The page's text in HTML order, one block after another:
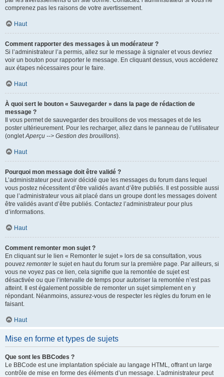
comprenez pas les raisons de votre avertissement.
Haut
Comment rapporter des messages à un modérateur ?
Si l’administrateur l’a permis, allez sur le message à signaler et vous devriez
voir un bouton pour rapporter le message. En cliquant dessus, vous accéderez
aux étapes nécessaires pour le faire.
Haut
À quoi sert le bouton « Sauvegarder » dans la page de rédaction de
message ?
Il vous permet de sauvegarder des brouillons de vos messages et de les
poster ultérieurement. Pour les recharger, allez dans le panneau de l’utilisateur
(ongletAperçu --> Gestion des brouillons).
Haut
Pourquoi mon message doit être validé ?
L’administrateur peut avoir décidé que les messages du forum dans lequel
vous postez nécessitent d’être validés avant d’être publiés. Il est possible aussi
que l’administrateur vous ait placé dans un groupe dont les messages doivent
être validés avant d’être publiés. Contactez l’administrateur pour plus
d’informations.
Haut
Comment remonter mon sujet ?
En cliquant sur le lien « Remonter le sujet » lors de sa consultation, vous
pouvez remonterle sujet en haut du forum sur la première page. Par ailleurs, si
vous ne voyez pas ce lien, cela signifie que la remontée de sujet est
désactivée ou que l’intervalle de temps pour autoriser la remontée n’est pas
atteint. Il est également possible de remonter un sujet simplement en y
répondant. Néanmoins, assurez-vous de respecter les règles du forum en le
faisant.
Haut
Mise en forme et types de sujets
Que sont les BBCodes ?
Le BBCode est une implantation spéciale au langage HTML, offrant un large
contrôle de mise en forme des éléments d’un message. L’administrateur peut